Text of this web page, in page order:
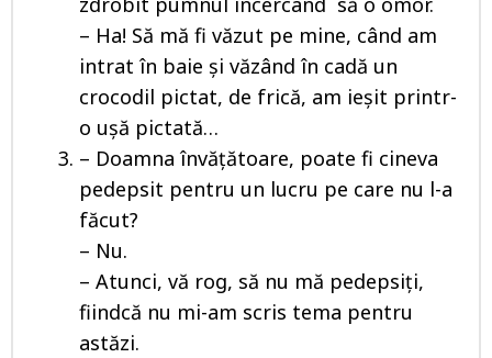
– Ha! Să mă fi văzut pe mine, când am
intrat în baie și văzând în cadă un
crocodil pictat, de frică, am ieșit printr-
o ușă pictată…
– Doamna învăţătoare, poate fi cineva
pedepsit pentru un lucru pe care nu l-a
făcut?
– Nu.
– Atunci, vă rog, să nu mă pedepsiţi,
fiindcă nu mi-am scris tema pentru
astăzi.